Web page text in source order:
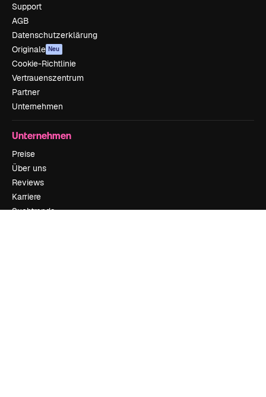
Support
AGB
Datenschutzerklärung
Originale Neu
Cookie-Richtlinie
Vertrauenszentrum
Partner
Unternehmen
Unternehmen
Preise
Über uns
Reviews
Karriere
Suchtrends